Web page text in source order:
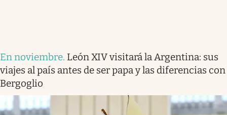
En noviembre. León XIV visitará la Argentina: sus
viajes al país antes de ser papa y las diferencias con
Bergoglio